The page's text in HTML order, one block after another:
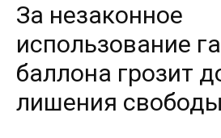
За незаконное
использование
баллона грозит
лишения свободы